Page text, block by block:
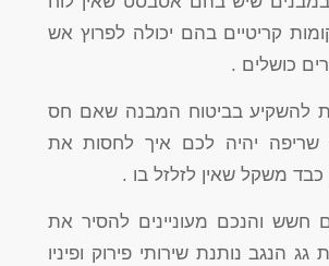
קריטיים בהם יכולה לפרוץ אש
כושלים .
להשקיע בביטוח המבנה שאם חס
שריפה יהיה לכם איך לחסות את
כבד משקל שאין לזלזל בו .
חשש והנכם מעוניינים להסיר את
הנגב נותנת שירותי פירוק ופיניו